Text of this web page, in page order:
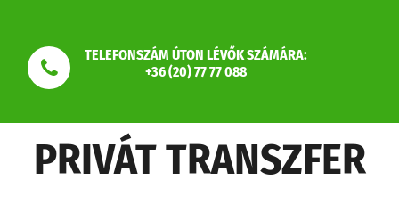
TELEFONSZÁM ÚTON LÉVŐK SZÁMÁRA:
+36 (20) 77 77 088
PRIVÁT TRANSZFER